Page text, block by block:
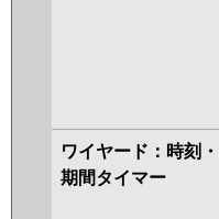
ワイヤード：時刻・
期間タイマー